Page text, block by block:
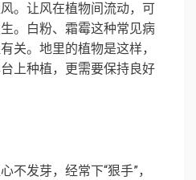
。让风在植物间流动，可
。白粉、霜霉这种常见病
关。地里的植物是这样，
上种植，更需要保持良好
不发芽，经常下“狠手”，